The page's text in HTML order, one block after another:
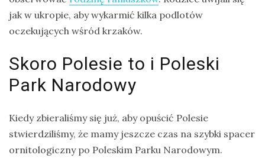
jak w ukropie, aby wykarmić kilka podlotów
oczekujących wśród krzaków.
Skoro Polesie to i Poleski
Park Narodowy
Kiedy zbieraliśmy się już, aby opuścić Polesie
stwierdziliśmy, że mamy jeszcze czas na szybki spacer
ornitologiczny po Poleskim Parku Narodowym.